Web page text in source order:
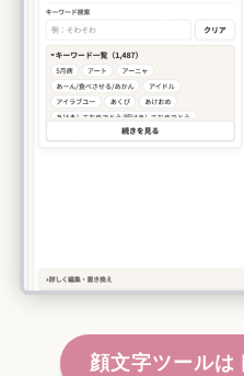
顔文字ツールは